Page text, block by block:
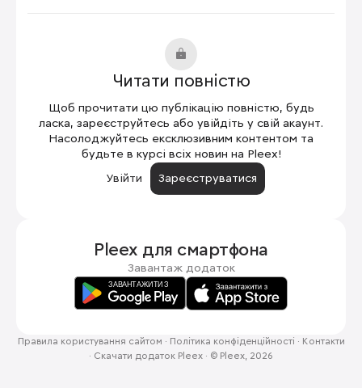
Читати повністю
Щоб прочитати цю публікацію повністю, будь
ласка, зареєструйтесь або увійдіть у свій акаунт.
Насолоджуйтесь ексклюзивним контентом та
будьте в курсі всіх новин на Pleex!
Увійти
Зареєструватися
Pleex для смартфона
Завантаж додаток
Правила користування сайтом · Політика конфіденційності · Контакти
· Скачати додаток Pleex · © Pleex, 2026